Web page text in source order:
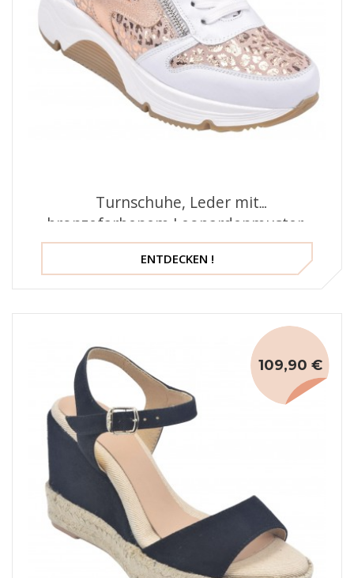
Turnschuhe, Leder mit
bronzefarbenem Leopardenmuster,
225726, Piesanto
ENTDECKEN !
109,90 €